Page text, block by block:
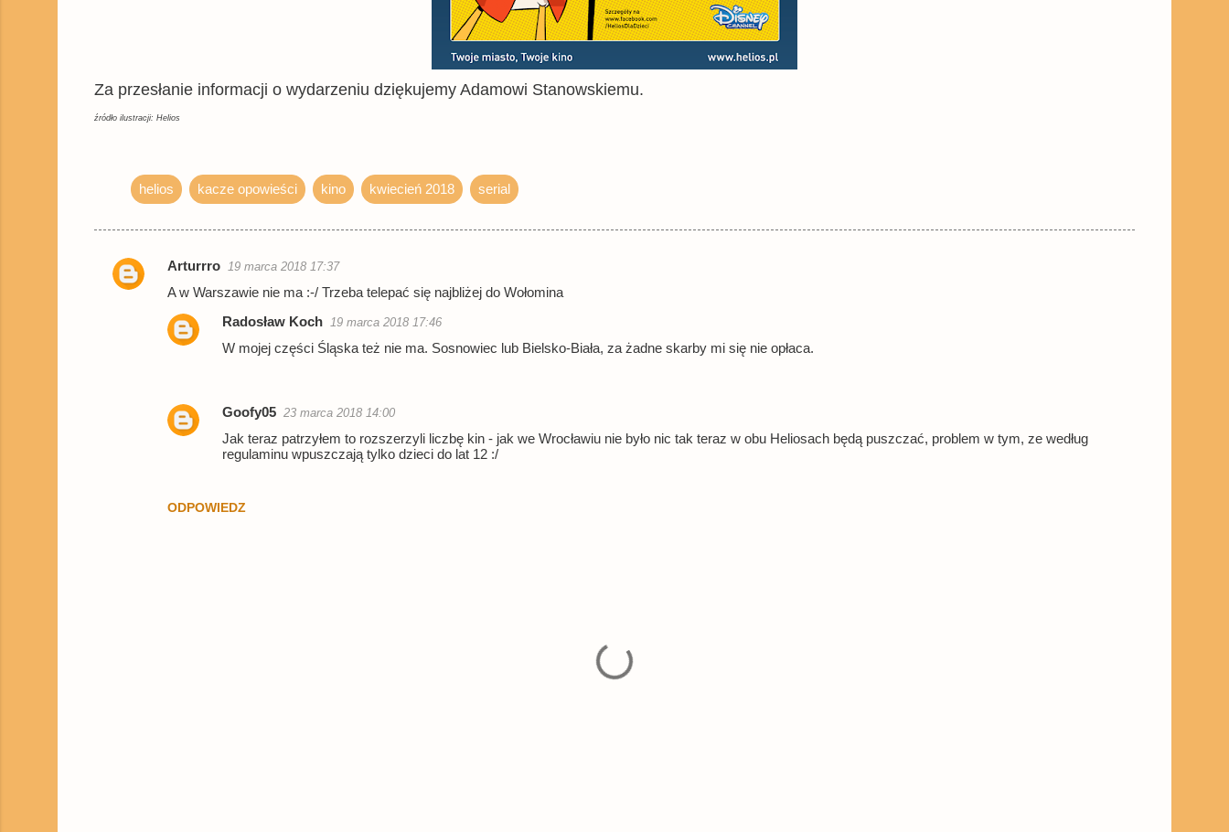
Za przesłanie informacji o wydarzeniu dziękujemy Adamowi Stanowskiemu.
źródło ilustracji: Helios
helios kacze opowieści kino kwiecień 2018 serial
K
Arturrro 19 marca 2018 17:37
A w Warszawie nie ma :-/ Trzeba telepać się najbliżej do Wołomina
ODPOWIEDZ
Radosław Koch 19 marca 2018 17:46
W mojej części Śląska też nie ma. Sosnowiec lub Bielsko-Biała, za żadne skarby mi się nie opłaca.
Goofy05 23 marca 2018 14:00
Jak teraz patrzyłem to rozszerzyli liczbę kin - jak we Wrocławiu nie było nic tak teraz w obu Heliosach będą puszczać, problem w tym, ze według
regulaminu wpuszczają tylko dzieci do lat 12 :/